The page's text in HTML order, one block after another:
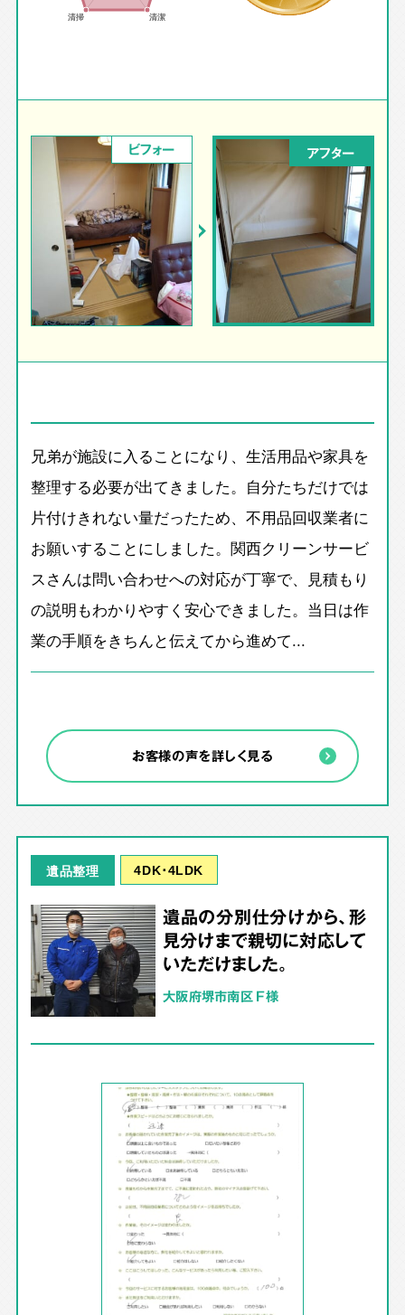
ビフォー アフター
兄弟が施設に入ることになり、生活用品や家具を
整理する必要が出てきました。自分たちだけでは
片付けきれない量だったため、不用品回収業者に
お願いすることにしました。関西クリーンサービ
スさんは問い合わせへの対応が丁寧で、見積もり
の説明もわかりやすく安心できました。当日は作
業の手順をきちんと伝えてから進めて...
お客様の声を詳しく見る
遺品整理 4DK･4LDK
遺品の分別仕分けから、形
見分けまで親切に対応して
いただけました。
大阪府堺市南区 F様